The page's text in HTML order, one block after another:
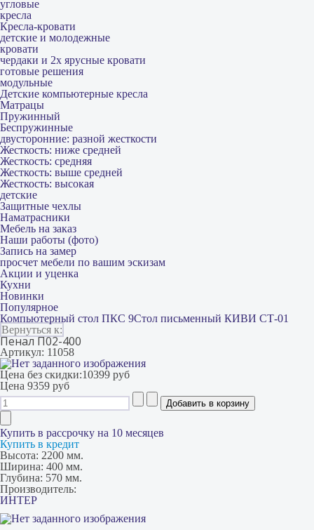
угловые
кресла
Кресла-кровати
детские и молодежные
кровати
чердаки и 2х ярусные кровати
готовые решения
модульные
Детские компьютерные кресла
Матрацы
Пружинный
Беспружинные
двусторонние: разной жесткости
Жесткость: ниже средней
Жесткость: средняя
Жесткость: выше средней
Жесткость: высокая
детские
Защитные чехлы
Наматрасники
Мебель на заказ
Наши работы (фото)
Запись на замер
просчет мебели по вашим эскизам
Акции и уценка
Кухни
Новинки
Популярное
Компьютерный стол ПКС 9Стол письменный КИВИ СТ-01
Вернуться к:
Пенал П02-400
Артикул: 11058
Цена без скидки:10399 руб
Цена 9359 руб
Купить в рассрочку на 10 месяцев
Купить в кредит
Высота: 2200 мм.
Ширина: 400 мм.
Глубина: 570 мм.
Производитель:
ИНТЕР